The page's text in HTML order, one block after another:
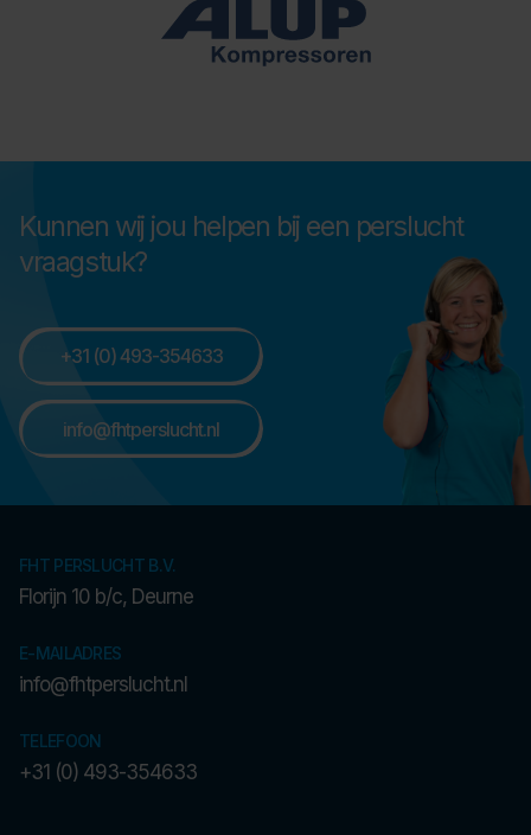
Kunnen wij jou helpen bij een perslucht
vraagstuk?
+31 (0) 493-354633
info@fhtperslucht.nl
FHT PERSLUCHT B.V.
Florijn 10 b/c, Deurne
E-MAILADRES
info@fhtperslucht.nl
TELEFOON
+31 (0) 493-354633